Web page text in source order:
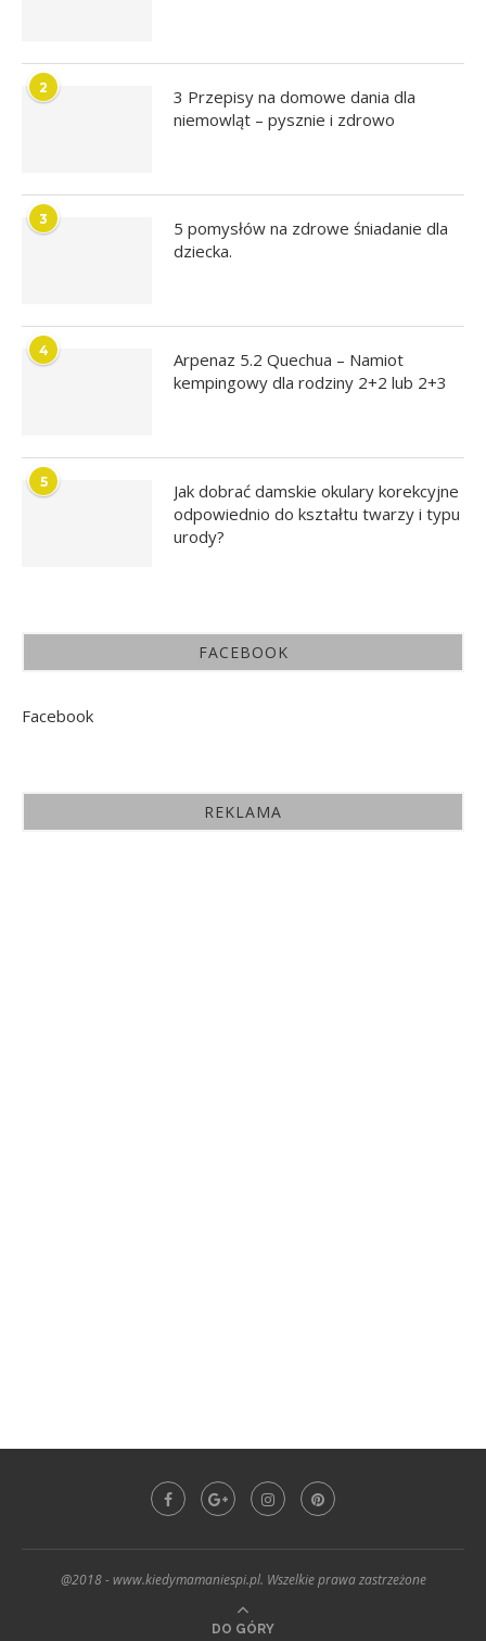
2
3 Przepisy na domowe dania dla
niemowląt – pysznie i zdrowo
3
5 pomysłów na zdrowe śniadanie dla
dziecka.
4
Arpenaz 5.2 Quechua – Namiot
kempingowy dla rodziny 2+2 lub 2+3
5
Jak dobrać damskie okulary korekcyjne
odpowiednio do kształtu twarzy i typu
urody?
FACEBOOK
Facebook
REKLAMA
@2018 - www.kiedymamaniespi.pl. Wszelkie prawa zastrzeżone
DO GÓRY